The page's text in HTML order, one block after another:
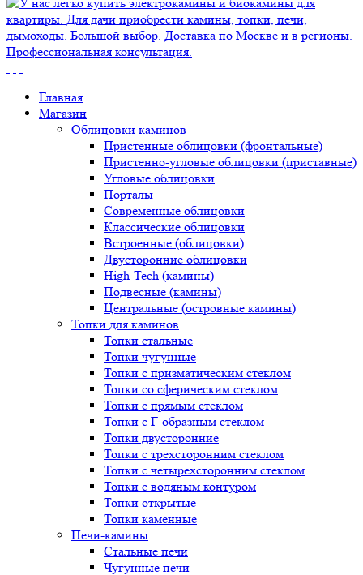
Главная
Магазин
Облицовки каминов
Пристенные облицовки (фронтальные)
Пристенно-угловые облицовки (приставные)
Угловые облицовки
Порталы
Современные облицовки
Классические облицовки
Встроенные (облицовки)
Двусторонние облицовки
High-Tech (камины)
Подвесные (камины)
Центральные (островные камины)
Топки для каминов
Топки стальные
Топки чугунные
Топки с призматическим стеклом
Топки со сферическим стеклом
Топки с прямым стеклом
Топки с Г-образным стеклом
Топки двусторонние
Топки с трехсторонним стеклом
Топки с четырехсторонним стеклом
Топки с водяным контуром
Топки открытые
Топки каменные
Печи-камины
Стальные печи
Чугунные печи